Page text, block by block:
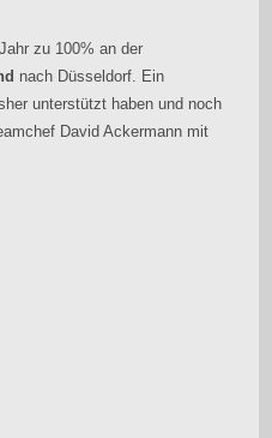
zu 100% an der
nach Düsseldorf. Ein
unterstützt haben und noch
David Ackermann mit